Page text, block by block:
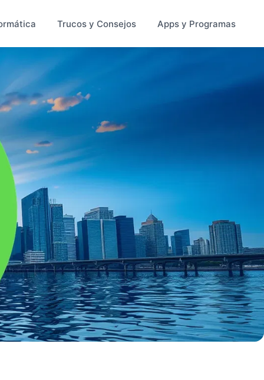
Trucos y Consejos Apps y Programas